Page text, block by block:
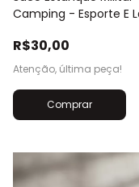
Camping - Esporte E
R$30,00
Atenção, última peça!